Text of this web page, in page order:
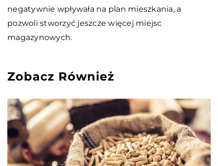
negatywnie wpływała na plan mieszkania, a
pozwoli stworzyć jeszcze więcej miejsc
magazynowych.
Zobacz Również